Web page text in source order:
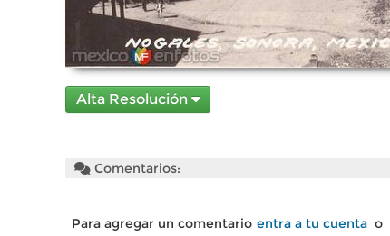
Alta Resolución
Comentarios:
Para agregar un comentario entra a tu cuenta o